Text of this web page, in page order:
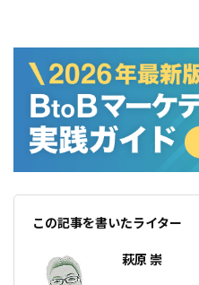
この記事を書いたライター
萩原 崇